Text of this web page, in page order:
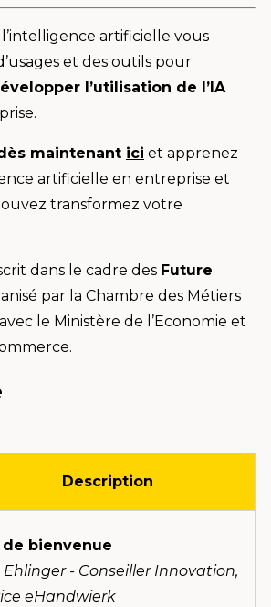
artificielle vous
et des outils pour
l’utilisation de l’IA
maintenant ici et apprenez
artificielle en entreprise et
transformez votre
dans le cadre des Future
par la Chambre des Métiers
le Ministère de l’Economie et
Description
de bienvenue
Ehlinger - Conseiller Innovation,
eHandwierk